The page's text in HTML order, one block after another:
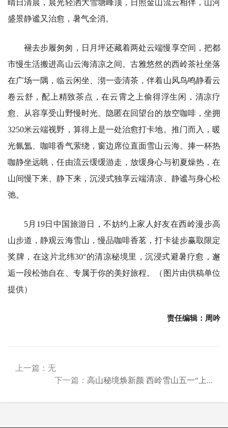
晴日清晨，晨光轻洒大雪塘峰顶，日照金山流云相伴，山河
盛景静谧又治愈，暑气全消。
褪去步履匆匆，日月坪还藏着两处云端慢享空间，把都
市慢生活搬进高山云海清凉之间。古雅悠然的西岭茶社坐落
在广场一隅，临云闲坐、沏一壶清茶，伴着山风鸟鸣静看云
卷云舒，配上精致茶点，在云霄之上偷得浮生闲，清凉疗
愈、从容享受山野慢时光。隐匿在回望台的放空咖啡，坐拥
3250米云端视野，算得上是一处治愈打卡地。推门而入，暖
光氤氲、咖啡香气萦绕，窗边席位直面雪山云海。捧一杯热
咖静坐远眺，任由流云缓缓游走，放缓身心与初夏燥热，在
山间慢下来、静下来，沉浸式独享云端清凉、静谧与身心松
弛。
5月19日中国旅游日，不妨约上家人好友在西岭漫步高
山步道，静观云海雪山，慢品咖啡香茗，打卡徒步赢取限定
奖牌，在这片北纬30°的清凉秘境里，沉浸式避暑疗愈，邂
逅一段松弛自在、专属于你的美好旅程。（图片由供稿单位
提供）
责任编辑：周吟
上一篇：无
下一篇： 高山秘境焕新颜 西岭雪山五一“上...